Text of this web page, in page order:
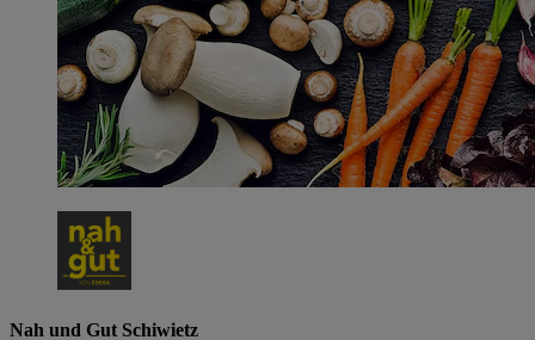
Nah und Gut Schiwietz